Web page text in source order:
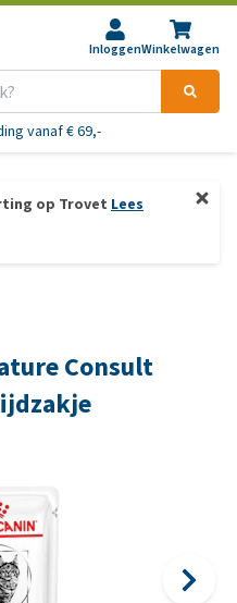
InloggenWinkelwagen
vanaf € 69,-
op Trovet Lees
Consult